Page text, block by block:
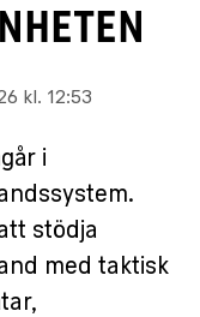
kl. 12:53
i
stödja
med taktisk